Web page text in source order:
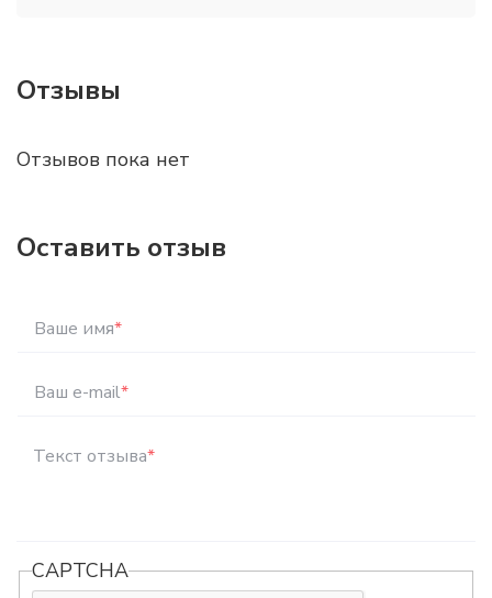
Отзывы
Отзывов пока нет
Оставить отзыв
Ваше имя*
Ваш e-mail*
Текст отзыва*
CAPTCHA